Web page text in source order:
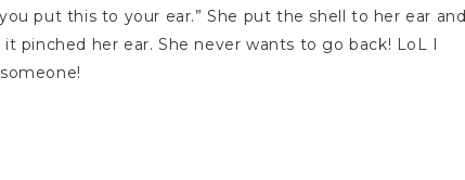
put this to your ear.” She put the shell to her ear and
pinched her ear. She never wants to go back! LoL I